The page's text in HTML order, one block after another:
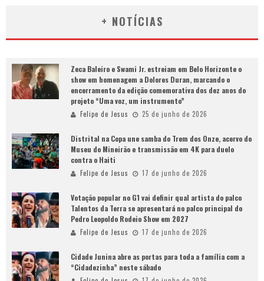
+ NOTÍCIAS
Zeca Baleiro e Swami Jr. estreiam em Belo Horizonte o
show em homenagem a Dolores Duran, marcando o
encerramento da edição comemorativa dos dez anos do
projeto “Uma voz, um instrumento”
Felipe de Jesus 25 de junho de 2026
Distrital na Copa une samba do Trem dos Onze, acervo do
Museu do Mineirão e transmissão em 4K para duelo
contra o Haiti
Felipe de Jesus 17 de junho de 2026
Votação popular no G1 vai definir qual artista do palco
Talentos da Terra se apresentará no palco principal do
Pedro Leopoldo Rodeio Show em 2027
Felipe de Jesus 17 de junho de 2026
Cidade Junina abre as portas para toda a família com a
“Cidadezinha” neste sábado